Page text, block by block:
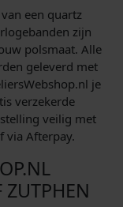
een quartz
zijn
polsmaat. Alle
geleverd met
je
verzekerde
veilig met
via Afterpay.
ZUTPHEN